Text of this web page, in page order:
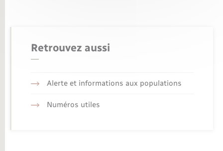
Retrouvez aussi
Alerte et informations aux populations
Numéros utiles